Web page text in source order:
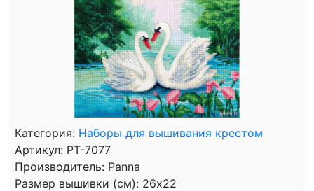
Категория: Наборы для вышивания крестом
Артикул: PT-7077
Производитель: Panna
Размер вышивки (см): 26x22